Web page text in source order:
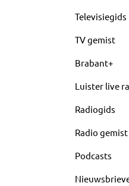
Televisiegids
TV gemist
Brabant+
Luister live
Radiogids
Radio gemist
Podcasts